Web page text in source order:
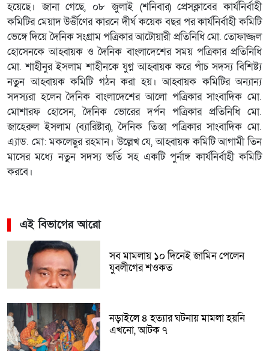
হয়েছে। জানা গেছে, ০৮ জুলাই (শনিবার) প্রেসক্লাবের কার্যনির্বাহী
কমিটির মেয়াদ উর্ত্তীণের কারনে দীর্ঘ কয়েক বছর পর কার্যনির্বাহী কমিটি
ভেঙ্গে দিয়ে দৈনিক সংগ্রাম পত্রিকার আটোয়ারী প্রতিনিধি মো. তোফাজ্জল
হোসেনকে আহ্বায়ক ও দৈনিক বাংলাদেশের সময় পত্রিকার প্রতিনিধি
মো. শাহীনুর ইসলাম শাহীনকে যুগ্ন আহ্বায়ক করে পাঁচ সদস্য বিশিষ্ট্য
নতুন আহ্বায়ক কমিটি গঠন করা হয়। আহ্বায়ক কমিটির অন্যান্য
সদস্যরা হলেন দৈনিক বাংলাদেশের আলো পত্রিকার সাংবাদিক মো.
মোশারফ হোসেন, দৈনিক ভোরের দর্পন পত্রিকার প্রতিনিধি মো.
জাহেরুল ইসলাম (ব্যারিষ্টার), দৈনিক তিস্তা পত্রিকার সাংবাদিক মো.
এ্যাড. মো: মকলেছুর রহমান। উল্লেখ যে, আহ্বায়ক কমিটি আগামী তিন
মাসের মধ্যে নতুন সদস্য ভর্তি সহ একটি পুর্নাঙ্গ কার্যনির্বাহী কমিটি
করবে।
এই বিভাগের আরো
সব মামলায় ১০ দিনেই জামিন পেলেন
যুবলীগের শওকত
নড়াইলে ৪ হত্যার ঘটনায় মামলা হয়নি
এখনো, আটক ৭